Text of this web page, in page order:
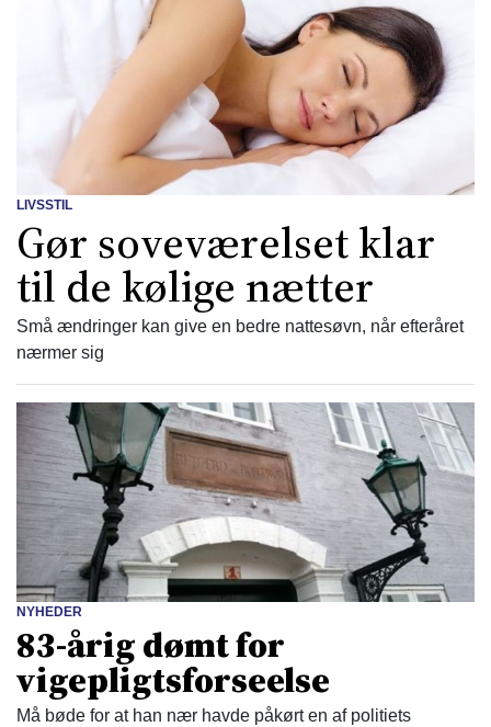
LIVSSTIL
Gør soveværelset klar
til de kølige nætter
Små ændringer kan give en bedre nattesøvn, når efteråret
nærmer sig
NYHEDER
83-årig dømt for
vigepligtsforseelse
Må bøde for at han nær havde påkørt en af politiets